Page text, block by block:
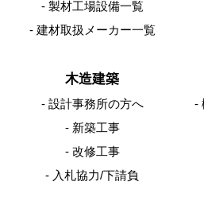
製材工場設備一覧
建材取扱メーカー一覧
木造建築
設計事務所の方へ
新築工事
改修工事
入札協力/下請負